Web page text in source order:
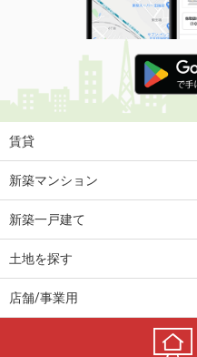
賃貸
新築マンション
新築一戸建て
土地を探す
店舗/事業用